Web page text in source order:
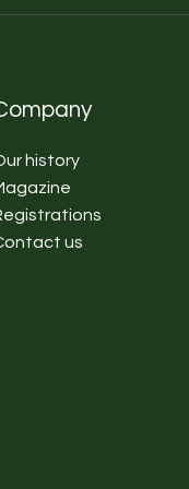
history
us